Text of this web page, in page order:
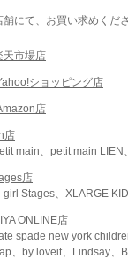
にて、お買い求めくださ
天市場店
ショッピング店
店
店
main、petit main LIEN
店
Stages、XLARGE
ONLINE店
spade new york
、by loveit、Lindsay、